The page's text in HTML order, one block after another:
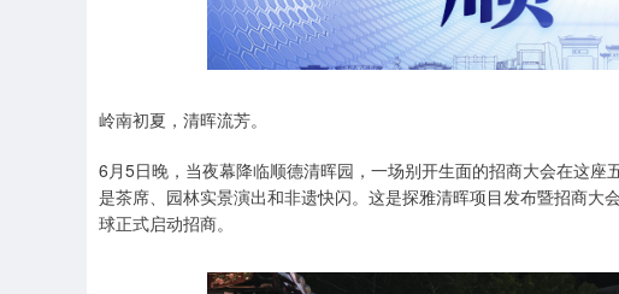
岭南初夏，清晖流芳。
6月5日晚，当夜幕降临顺德清晖园，一场别开生面的招商大会在这
是茶席、园林实景演出和非遗快闪。这是探雅清晖项目发布暨招商大
球正式启动招商。